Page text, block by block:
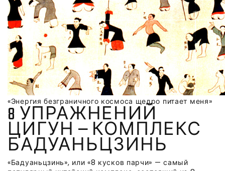
«Энергия безграничного космоса щедро питает меня»
8 УПРАЖНЕНИЙ
ЦИГУН — КОМПЛЕКС
БАДУАНЬЦЗИНЬ
«Бадуаньцзинь», или «8 кусков парчи» — самый